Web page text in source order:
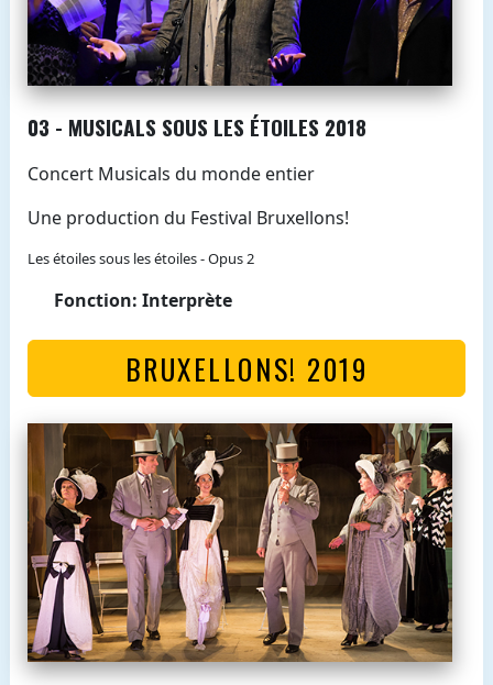
03 - MUSICALS SOUS LES ÉTOILES 2018
Concert Musicals du monde entier
Une production du Festival Bruxellons!
Les étoiles sous les étoiles - Opus 2
Fonction: Interprète
BRUXELLONS! 2019